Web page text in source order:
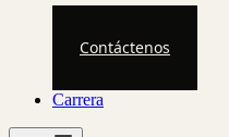
Contáctenos
Carrera